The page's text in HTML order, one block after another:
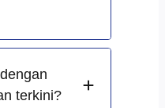
terkini?